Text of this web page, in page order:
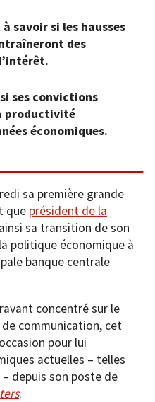
savoir si les hausses
des
ses convictions
productivité
économiques.
sa première grande
que président de la
sa transition de son
politique économique à
banque centrale
concentré sur le
communication, cet
pour lui
actuelles – telles
depuis son poste de
.